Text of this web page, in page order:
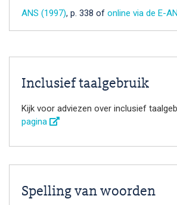
ANS (1997), p. 338 of online via de E-
Inclusief taalgebruik
Kijk voor adviezen over inclusief
pagina
Spelling van woorden